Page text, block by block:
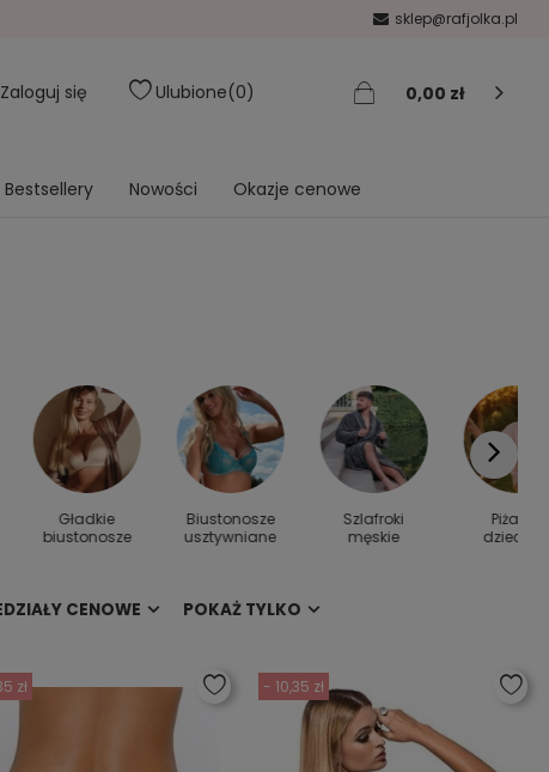
sklep@rafjolka.pl
Zaloguj się Ulubione 0 0,00 zł
Bestsellery Nowości Okazje cenowe
Gładkie
biustonosze
Biustonosze
usztywniane
Szlafroki
męskie
Piżamy
CENOWE POKAŻ TYLKO
zł - 10,35 zł